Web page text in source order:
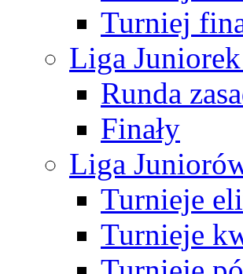
Turniej
Liga
Runda
Finały
Liga
Turnieje
Turnieje